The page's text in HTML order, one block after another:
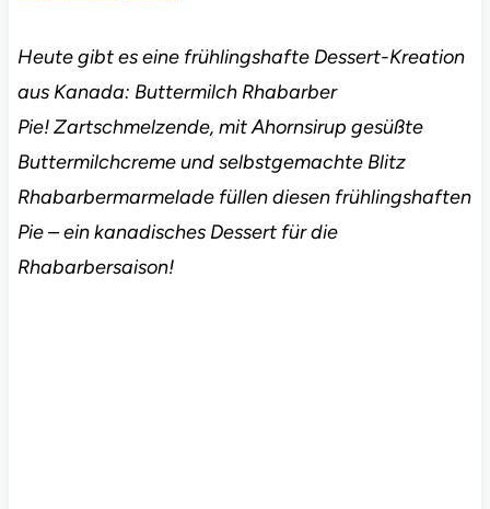
Heute gibt es eine frühlingshafte Dessert-Kreation
aus Kanada: Buttermilch Rhabarber
Pie! Zartschmelzende, mit Ahornsirup gesüßte
Buttermilchcreme und selbstgemachte Blitz
Rhabarbermarmelade füllen diesen frühlingshaften
Pie – ein kanadisches Dessert für die
Rhabarbersaison!